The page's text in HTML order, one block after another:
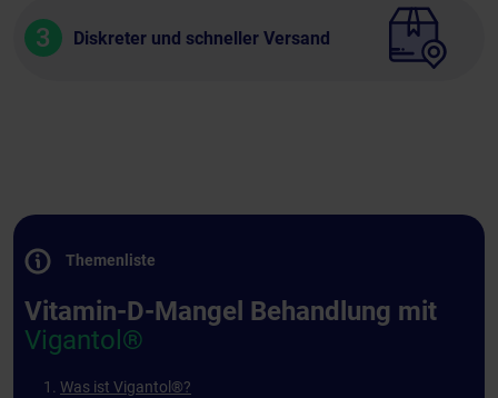
3 Diskreter und schneller Versand
Themenliste
Vitamin-D-Mangel Behandlung mit
Vigantol®
Was ist Vigantol®?